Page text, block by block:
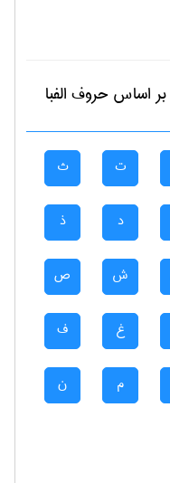
بر اساس حروف الفبا
ت ث
د ذ
ش ص
غ ف
م ن